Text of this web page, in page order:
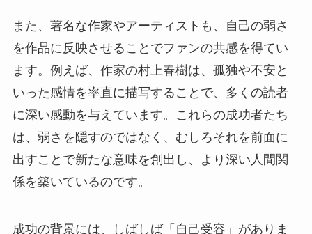
また、著名な作家やアーティストも、自己の弱さ
を作品に反映させることでファンの共感を得てい
ます。例えば、作家の村上春樹は、孤独や不安と
いった感情を率直に描写することで、多くの読者
に深い感動を与えています。これらの成功者たち
は、弱さを隠すのではなく、むしろそれを前面に
出すことで新たな意味を創出し、より深い人間関
係を築いているのです。
成功の背景には、しばしば「自己受容」がありま